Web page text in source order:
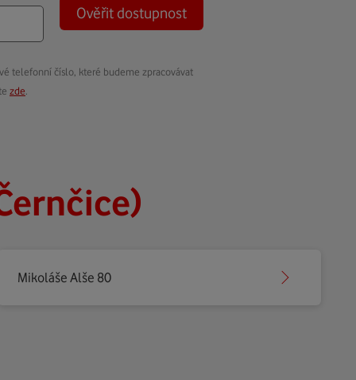
Ověřit dostupnost
telefonní číslo, které budeme zpracovávat
zde
Mikoláše Alše 80